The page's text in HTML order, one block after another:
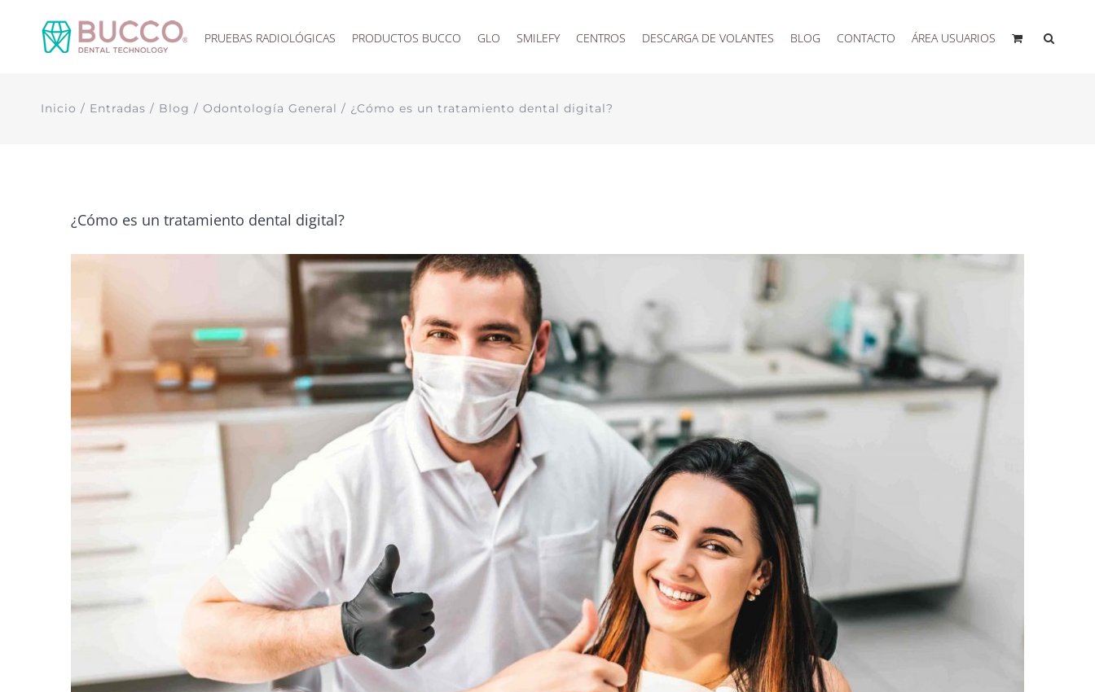
PRUEBAS RADIOLÓGICAS PRODUCTOS BUCCO GLO SMILEFY CENTROS DESCARGA DE VOLANTES BLOG CONTACTO ÁREA USUARIOS
Inicio / Entradas / Blog / Odontología General / ¿Cómo es un tratamiento dental digital?
¿Cómo es un tratamiento dental digital?
grande